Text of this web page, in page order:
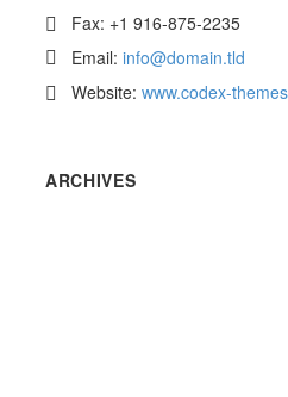
Fax: +1 916-875-2235
Email: info@domain.tld
Website: www.codex-
ARCHIVES